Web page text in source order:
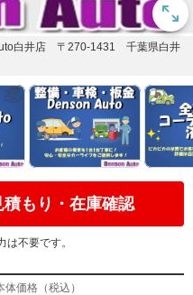
白井店 〒270-1431 千葉県白井
積もり・在庫確認
不要です。
体価格（税込）